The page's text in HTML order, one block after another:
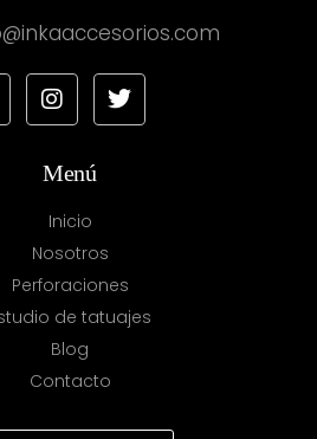
Menú
Inicio
Nosotros
Perforaciones
de tatuajes
Blog
Contacto